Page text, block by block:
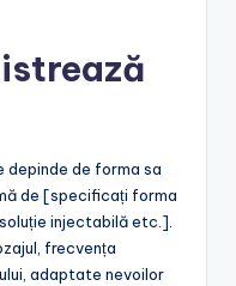
depinde de forma sa
de [specificați forma
injectabilă etc.].
frecvența
adaptate nevoilor